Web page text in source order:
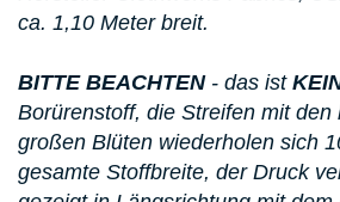
ca. 1,10 Meter breit.
BITTE BEACHTEN- das ist
Borürenstoff, die Streifen mit den
großen Blüten wiederholen sich
gesamte Stoffbreite, der Druck